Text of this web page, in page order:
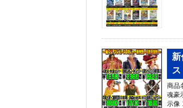
商品
魂豪
示像